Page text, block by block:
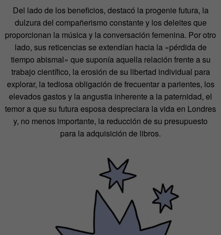
Del lado de los beneficios, destacó la progenie futura, la
dulzura del compañerismo constante y los deleites que
proporcionan la música y la conversación femenina. Por otro
lado, sus reticencias se extendían hacia la «pérdida de
tiempo abismal» que suponía aquella relación frente a su
trabajo científico, la erosión de su libertad individual para
explorar, la tediosa obligación de frecuentar a parientes, los
elevados gastos y la angustia inherente a la paternidad, el
temor a que su futura esposa despreciara la vida en Londres
y, no menos importante, la reducción de su presupuesto
para la adquisición de libros.